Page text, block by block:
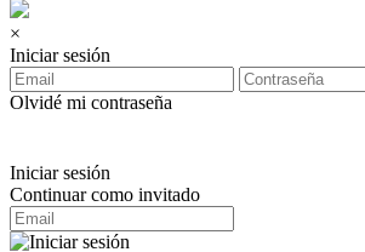
×
Iniciar sesión
Olvidé mi contraseña
Iniciar sesión
Continuar como invitado